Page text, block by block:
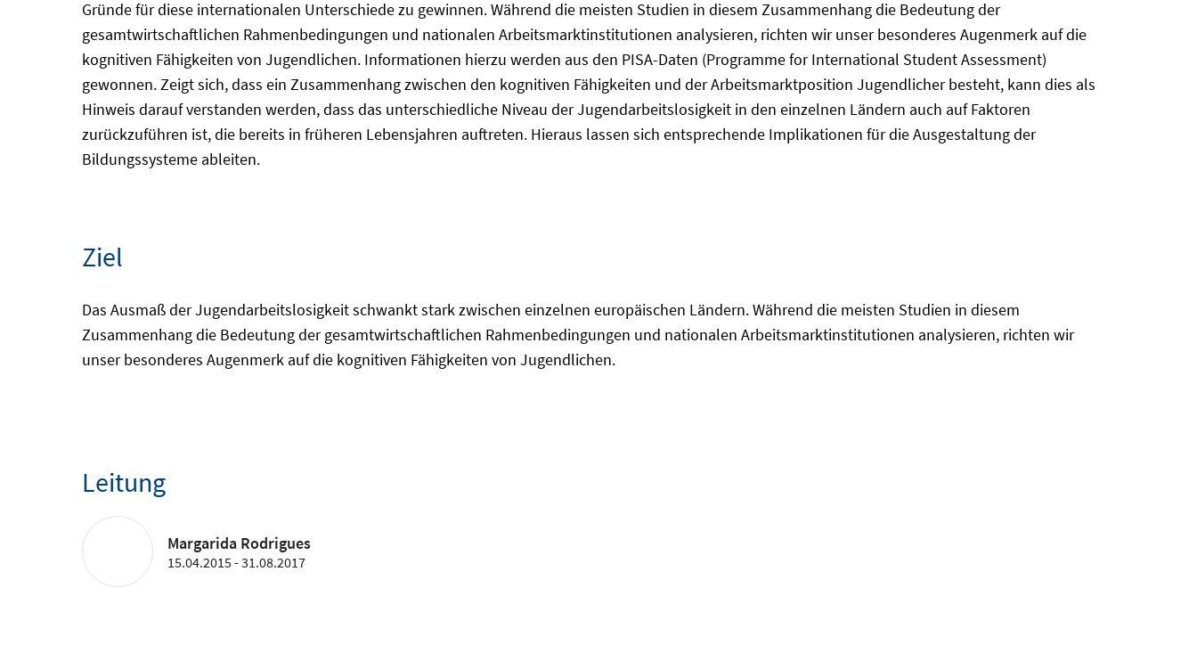
Gründe für diese internationalen Unterschiede zu gewinnen. Während die meisten Studien in diesem Zusammenhang die Bedeutung der
gesamtwirtschaftlichen Rahmenbedingungen und nationalen Arbeitsmarktinstitutionen analysieren, richten wir unser besonderes Augenmerk auf die
kognitiven Fähigkeiten von Jugendlichen. Informationen hierzu werden aus den PISA-Daten (Programme for International Student Assessment)
gewonnen. Zeigt sich, dass ein Zusammenhang zwischen den kognitiven Fähigkeiten und der Arbeitsmarktposition Jugendlicher besteht, kann dies als
Hinweis darauf verstanden werden, dass das unterschiedliche Niveau der Jugendarbeitslosigkeit in den einzelnen Ländern auch auf Faktoren
zurückzuführen ist, die bereits in früheren Lebensjahren auftreten. Hieraus lassen sich entsprechende Implikationen für die Ausgestaltung der
Bildungssysteme ableiten.
Ziel
Das Ausmaß der Jugendarbeitslosigkeit schwankt stark zwischen einzelnen europäischen Ländern. Während die meisten Studien in diesem
Zusammenhang die Bedeutung der gesamtwirtschaftlichen Rahmenbedingungen und nationalen Arbeitsmarktinstitutionen analysieren, richten wir
unser besonderes Augenmerk auf die kognitiven Fähigkeiten von Jugendlichen.
Leitung
Margarida Rodrigues
15.04.2015 - 31.08.2017